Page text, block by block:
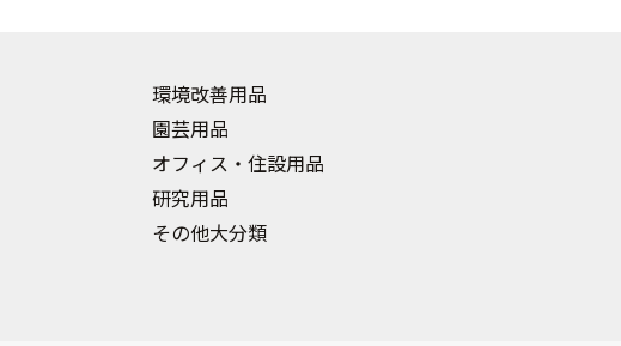
環境改善用品
園芸用品
オフィス・住設用品
研究用品
その他大分類